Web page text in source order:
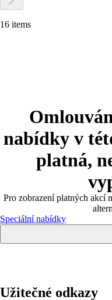
16 items
nabídky v
platná,
Pro zobrazení platných akcí
Speciální nabídky
Užitečné odkazy